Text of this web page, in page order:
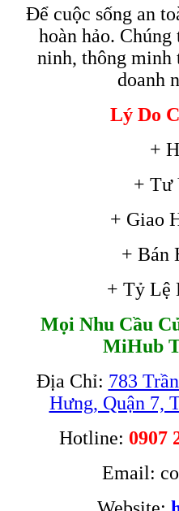
Để cuộc sống an
hoàn hảo.
ninh, thông minh
doanh
Lý Do
+
+ Tư
+ Giao
+ Bán
+ Tỷ Lệ
Mọi Nhu Cầu
MiHub
Địa Chỉ: 783
Hưng, Quận 7,
Hotline: 0907
Email: